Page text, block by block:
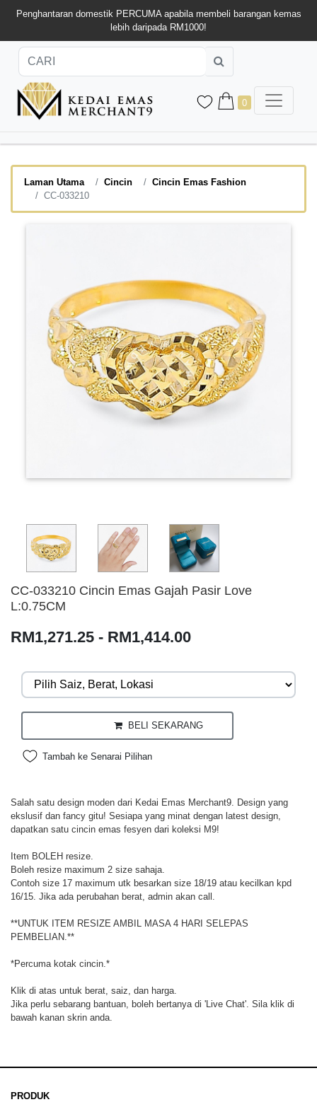
Penghantaran domestik PERCUMA apabila membeli barangan kemas
lebih daripada RM1000!
0
Laman Utama Cincin
Cincin Emas Fashion
CC-033210
CC-033210 Cincin Emas Gajah Pasir Love
L:0.75CM
RM1,271.25 - RM1,414.00
BELI SEKARANG
Tambah ke Senarai Pilihan
Salah satu design moden dari Kedai Emas Merchant9. Design yang
ekslusif dan fancy gitu! Sesiapa yang minat dengan latest design,
dapatkan satu cincin emas fesyen dari koleksi M9!
Item BOLEH resize.
Boleh resize maximum 2 size sahaja.
Contoh size 17 maximum utk besarkan size 18/19 atau kecilkan kpd
16/15. Jika ada perubahan berat, admin akan call.
**UNTUK ITEM RESIZE AMBIL MASA 4 HARI SELEPAS
PEMBELIAN.**
*Percuma kotak cincin.*
Klik di atas untuk berat, saiz, dan harga.
Jika perlu sebarang bantuan, boleh bertanya di 'Live Chat'. Sila klik di
bawah kanan skrin anda.
PRODUK